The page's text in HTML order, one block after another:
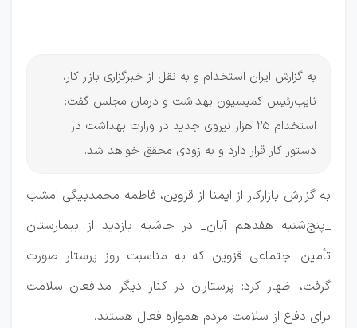
به گزارش ایران استخدام و به نقل از خبرگزاری بازار کار،
نایب‌رئیس کمیسیون بهداشت و درمان مجلس گفت:
استخدام 25 هزار نیروی جدید در وزارت بهداشت در
دستور کار قرار دارد و به زودی محقق خواهد شد.
به گزارش بازارکار از ایمنا از قزوین، فاطمه محمدبیگی امشب
_پنج‌شنبه هفدهم آبان_ در حاشیه بازدید از بیمارستان
تأمین اجتماعی قزوین که به مناسبت روز پرستار صورت
گرفت، اظهار کرد: پرستاران در کنار دیگر مدافعان سلامت
برای دفاع از سلامت مردم همواره فعال هستند.